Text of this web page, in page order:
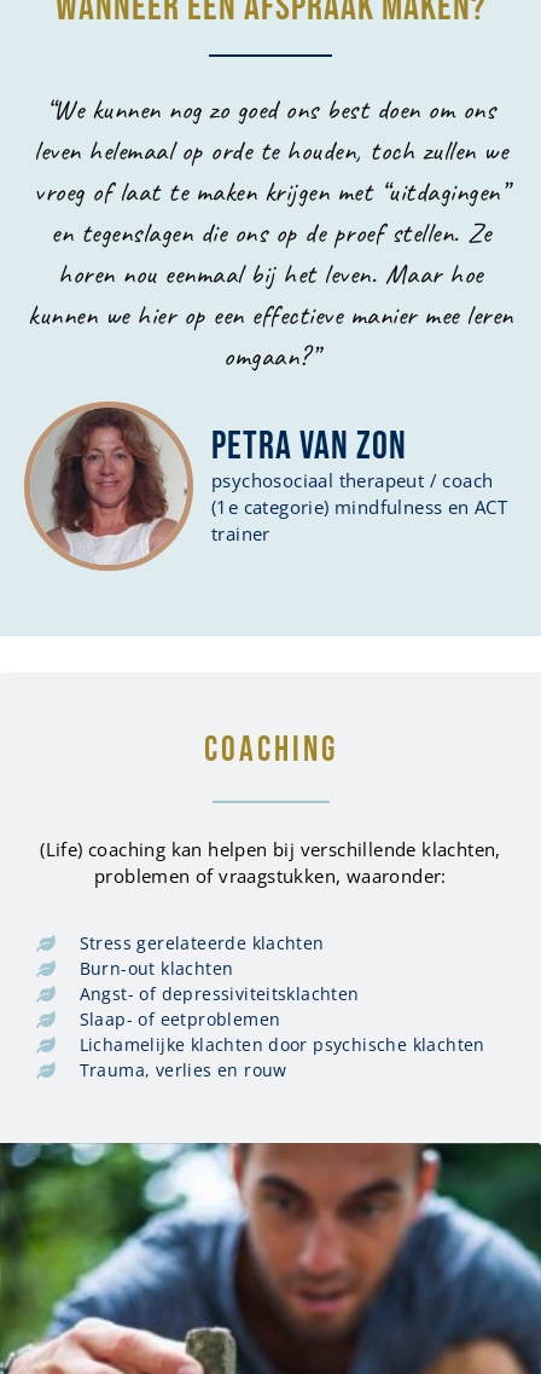
“We kunnen nog zo goed ons best doen om ons
leven helemaal op orde te houden, toch zullen we
vroeg of laat te maken krijgen met “uitdagingen”
en tegenslagen die ons op de proef stellen. Ze
horen nou eenmaal bij het leven. Maar hoe
kunnen we hier op een effectieve manier mee leren
omgaan?”
PETRA VAN ZON
psychosociaal therapeut / coach
(1e categorie) mindfulness en ACT
trainer
COACHING
(Life) coaching kan helpen bij verschillende klachten,
problemen of vraagstukken, waaronder:
Stress gerelateerde klachten
Burn-out klachten
Angst- of depressiviteitsklachten
Slaap- of eetproblemen
Lichamelijke klachten door psychische klachten
Trauma, verlies en rouw